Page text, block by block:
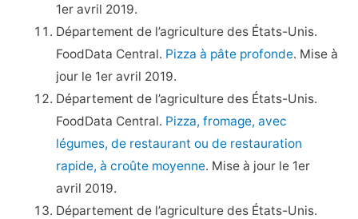
1er avril 2019.
Département de l’agriculture des États-Unis.
FoodData Central. Pizza à pâte profonde. Mise à
jour le 1er avril 2019.
Département de l’agriculture des États-Unis.
FoodData Central. Pizza, fromage, avec
légumes, de restaurant ou de restauration
rapide, à croûte moyenne. Mise à jour le 1er
avril 2019.
Département de l’agriculture des États-Unis.